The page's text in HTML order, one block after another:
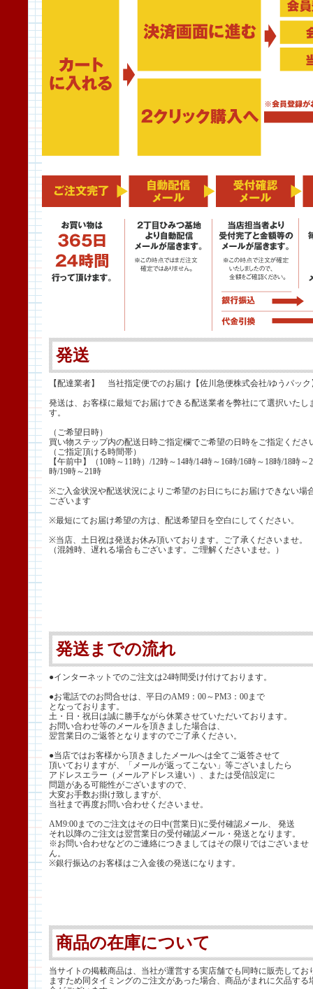
発送
【配達業者】 当社指定便でのお届け【佐川急便株式会社/ゆうパック
発送は、お客様に最短でお届けできる配送業者を弊社にて選択いたし
す。
（ご希望日時）
買い物ステップ内の配送日時ご指定欄でご希望の日時をご指定くださ
（ご指定頂ける時間帯）
【午前中】（10時～11時）/12時～14時/14時～16時/16時～18時/18時～
時/19時～21時
※ご入金状況や配送状況によりご希望のお日にちにお届けできない場
ございます
※最短にてお届け希望の方は、配送希望日を空白にしてください。
※当店、土日祝は発送お休み頂いております。ご了承くださいませ。
（混雑時、遅れる場合もございます。ご理解くださいませ。）
発送までの流れ
●インターネットでのご注文は24時間受け付けております。
●お電話でのお問合せは、平日のAM9：00～PM3：00まで
となっております。
土・日・祝日は誠に勝手ながら休業させていただいております。
お問い合わせ等のメールを頂きました場合は、
翌営業日のご返答となりますのでご了承ください。
●当店ではお客様から頂きましたメールへは全てご返答させて
頂いておりますが、「メールが返ってこない」等ございましたら
アドレスエラー（メールアドレス違い）、または受信設定に
問題がある可能性がございますので、
大変お手数お掛け致しますが、
当社まで再度お問い合わせくださいませ。
AM9:00までのご注文はその日中(営業日)に受付確認メール、 発送
それ以降のご注文は翌営業日の受付確認メール・発送となります。
※お問い合わせなどのご連絡につきましてはその限りではございませ
ん。
※銀行振込のお客様はご入金後の発送になります。
商品の在庫について
当サイトの掲載商品は、当社が運営する実店舗でも同時に販売してお
ますため同タイミングのご注文があった場合、商品がまれに欠品する